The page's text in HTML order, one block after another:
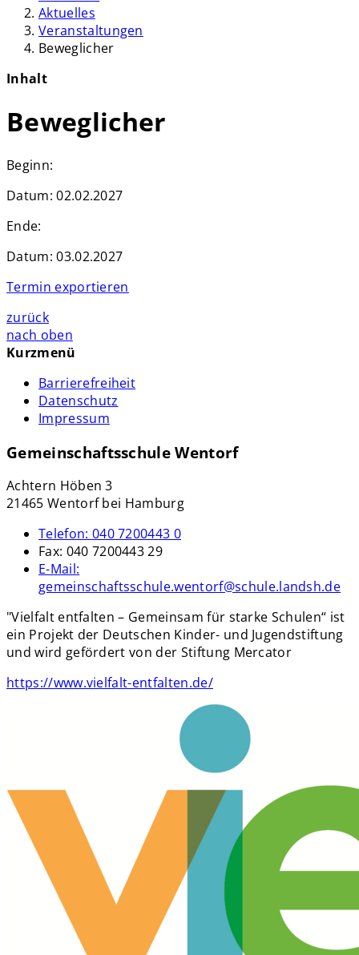
Aktuelles
Veranstaltungen
Beweglicher
Inhalt
Beweglicher
Beginn:
Datum:02.02.2027
Ende:
Datum:03.02.2027
Termin exportieren
zurück
nach oben
Kurzmenü
Barrierefreiheit
Datenschutz
Impressum
Gemeinschaftsschule Wentorf
Achtern Höben 3
21465 Wentorf bei Hamburg
Telefon: 040 7200443 0
Fax: 040 7200443 29
E-Mail:
gemeinschaftsschule.wentorf@schule.landsh.de
"Vielfalt entfalten – Gemeinsam für starke Schulen“ ist
ein Projekt der Deutschen Kinder- und Jugendstiftung
und wird gefördert von der Stiftung Mercator
https://www.vielfalt-entfalten.de/